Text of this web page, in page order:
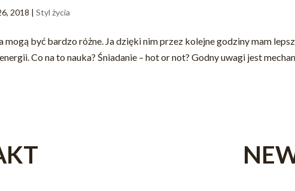
2018 |Styl życia
mogą być bardzo różne. Ja dzięki nim przez kolejne godziny mam
Co na to nauka? Śniadanie – hot or not? Godny uwagi jest